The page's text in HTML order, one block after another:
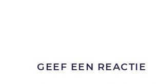
GEEF EEN REACTIE